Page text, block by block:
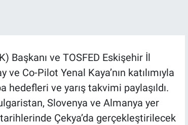
Başkanı ve TOSFED Eskişehir İl
Co-Pilot Yenal Kaya’nın katılımıyla
hedefleri ve yarış takvimi paylaşıldı.
Slovenya ve Almanya yer
tarihlerinde Çekya’da gerçekleştirilecek